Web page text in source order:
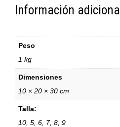
Información adicional
Peso
1 kg
Dimensiones
10 × 20 × 30 cm
Talla:
10, 5, 6, 7, 8, 9